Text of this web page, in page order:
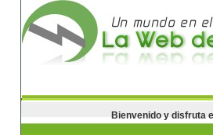
Bienvenido y disfruta